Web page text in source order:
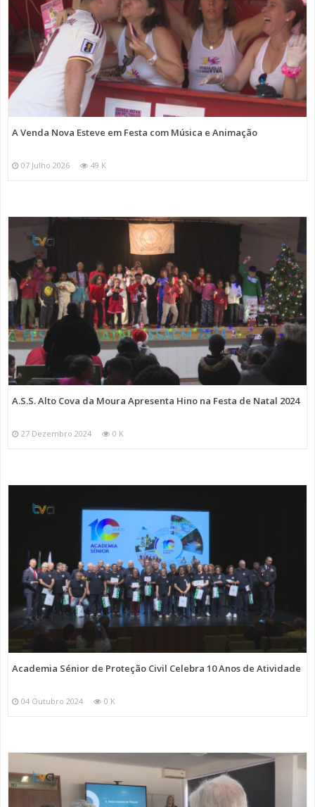
A Venda Nova Esteve em Festa com Música e Animação
07 Julho 2026 49 K
A.S.S. Alto Cova da Moura Apresenta Hino na Festa de Natal 2024
27 Dezembro 2024 0 K
Academia Sénior de Proteção Civil Celebra 10 Anos de Atividade
04 Outubro 2024 0 K